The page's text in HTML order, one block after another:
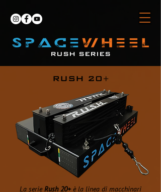
RUSH SERIES
RUSH 20 +
La serieRush 20+è la linea di macchinari